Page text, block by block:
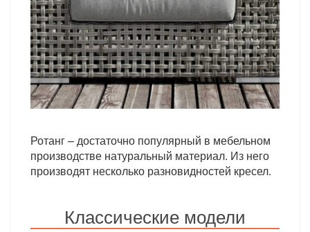
Ротанг – достаточно популярный в мебельном
производстве натуральный материал. Из него
производят несколько разновидностей кресел.
Классические модели